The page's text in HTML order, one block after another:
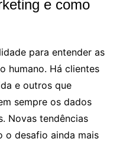
e como
para entender as
humano. Há clientes
e outros que
sempre os dados
Novas tendências
o desafio ainda mais